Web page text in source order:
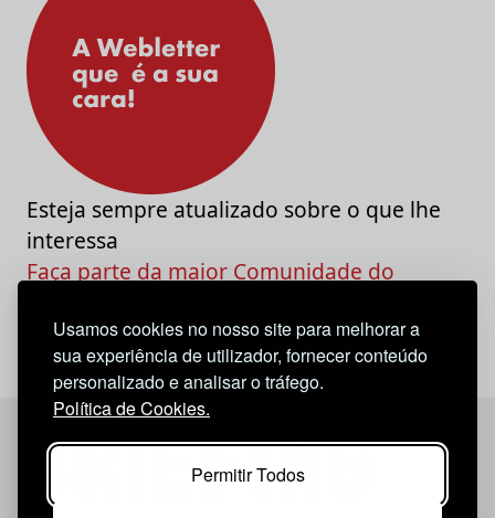
Usamos cookies no nosso site para melhorar a
sua experiência de utilizador, fornecer conteúdo
personalizado e analisar o tráfego.
Política de Cookies.
Permitir Todos
Esteja sempre atualizado sobre o que lhe
interessa
Faça parte da maior Comunidade do